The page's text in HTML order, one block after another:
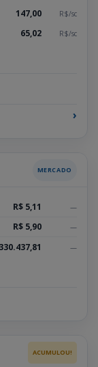
147,00 R$/sc
65,02 R$/sc
›
MERCADO
R$ 5,11 —
R$ 5,90 —
—
ACUMULOU!